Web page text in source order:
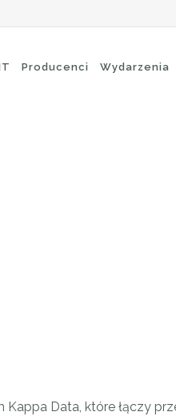
Producenci Wydarzenia
Data, które łączy